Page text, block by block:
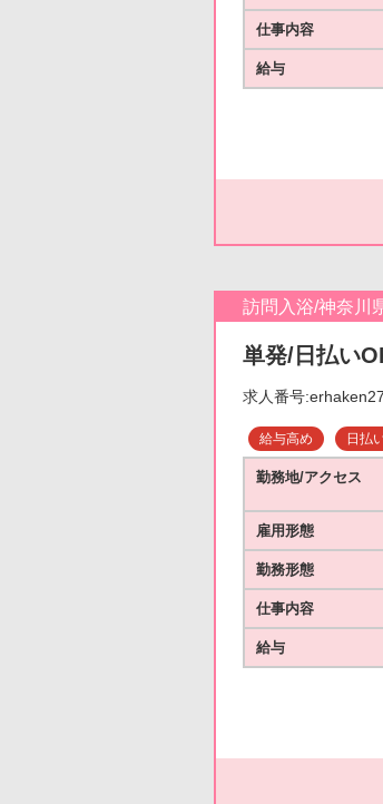
仕事内容
給与
訪問入浴/神奈川
単発/日払い
求人番号
給与高め 日払
勤務地/アクセス
雇用形態
勤務形態
仕事内容
給与